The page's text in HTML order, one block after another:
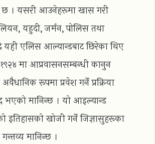
छ । यसरी आउनेहरूमा खास गरी
यहुदी, जर्मन, पोलिस तथा
एलिस आल्यान्डबाट छिरेका थिए
मा आप्रवासनसम्बन्धी कानुन
रूपमा प्रवेश गर्ने प्रक्रिया
भएको मानिन्छ । यो आइल्यान्ड
इतिहासको खोजी गर्ने जिज्ञासुहरूका
मानिन्छ ।